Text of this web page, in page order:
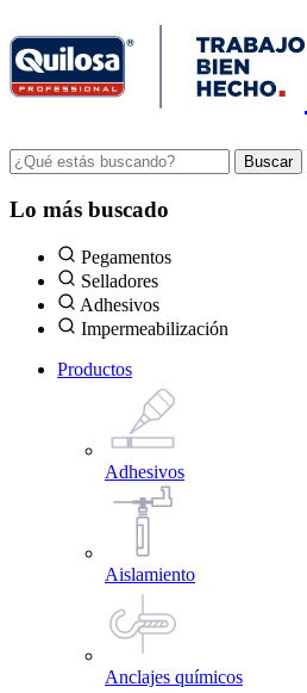
Lo más buscado
Pegamentos
Selladores
Adhesivos
Impermeabilización
Productos
Adhesivos
Aislamiento
Anclajes químicos